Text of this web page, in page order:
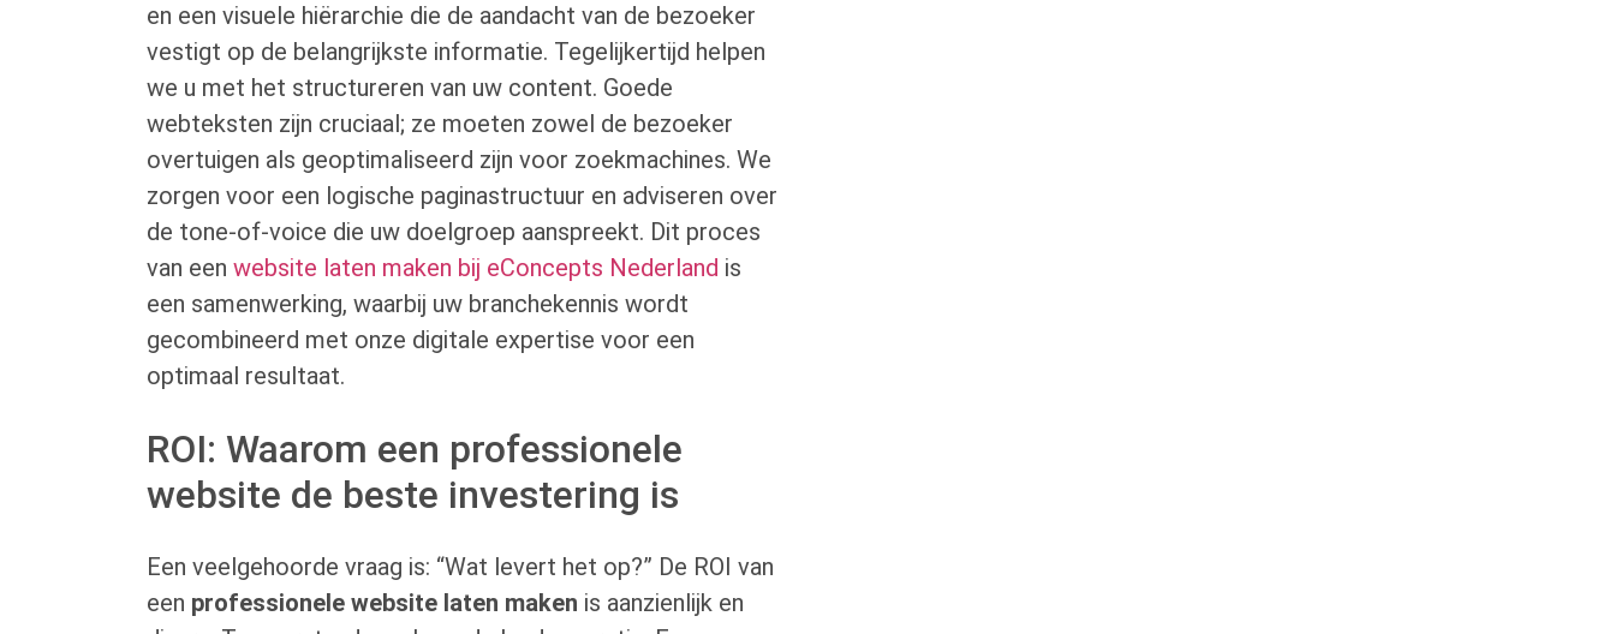
en een visuele hiërarchie die de aandacht van de bezoeker
vestigt op de belangrijkste informatie. Tegelijkertijd helpen
we u met het structureren van uw content. Goede
webteksten zijn cruciaal; ze moeten zowel de bezoeker
overtuigen als geoptimaliseerd zijn voor zoekmachines. We
zorgen voor een logische paginastructuur en adviseren over
de tone-of-voice die uw doelgroep aanspreekt. Dit proces
van een website laten maken bij eConcepts Nederland is
een samenwerking, waarbij uw branchekennis wordt
gecombineerd met onze digitale expertise voor een
optimaal resultaat.
ROI: Waarom een professionele
website de beste investering is
Een veelgehoorde vraag is: “Wat levert het op?” De ROI van
een professionele website laten maken is aanzienlijk en